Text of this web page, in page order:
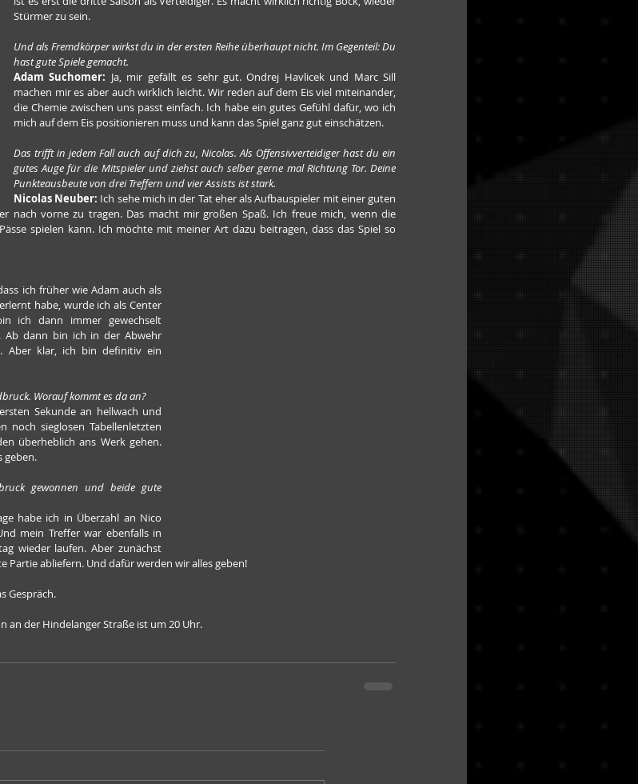
Stürmer zu sein.
Und als Fremdkörper wirkst du in der ersten Reihe überhaupt nicht. Im Gegenteil: Du
hast gute Spiele gemacht.
Adam Suchomer: Ja, mir gefällt es sehr gut. Ondrej Havlicek und Marc Sill
machen mir es aber auch wirklich leicht. Wir reden auf dem Eis viel miteinander,
die Chemie zwischen uns passt einfach. Ich habe ein gutes Gefühl dafür, wo ich
mich auf dem Eis positionieren muss und kann das Spiel ganz gut einschätzen.
Das trifft in jedem Fall auch auf dich zu, Nicolas. Als Offensivverteidiger hast du ein
gutes Auge für die Mitspieler und ziehst auch selber gerne mal Richtung Tor. Deine
Punkteausbeute von drei Treffern und vier Assists ist stark.
Nicolas Neuber: Ich sehe mich in der Tat eher als Aufbauspieler mit einer guten
nach vorne zu tragen. Das macht mir großen Spaß. Ich freue mich, wenn die
spielen kann. Ich möchte mit meiner Art dazu beitragen, dass das Spiel so
ich früher wie Adam auch als
habe, wurde ich als Center
ich dann immer gewechselt
Ab dann bin ich in der Abwehr
Aber klar, ich bin definitiv ein
Worauf kommt es da an?
Sekunde an hellwach und
noch sieglosen Tabellenletzten
überheblich ans Werk gehen.
geben.
gewonnen und beide gute
habe ich in Überzahl an Nico
mein Treffer war ebenfalls in
wieder laufen. Aber zunächst
Partie abliefern. Und dafür werden wir alles geben!
Gespräch.
an der Hindelanger Straße ist um 20 Uhr.